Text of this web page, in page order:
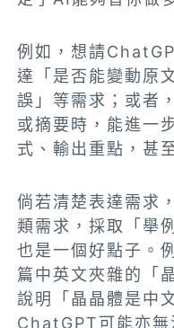
例如，想請
達「是否能變動原
誤」等需求；或者
或摘要時，能進一
式、輸出重點，甚
倘若清楚表達需求
類需求，採取「舉
也是一個好點子。
篇中英文夾雜的「
說明「晶晶體是中
ChatGPT可能亦無